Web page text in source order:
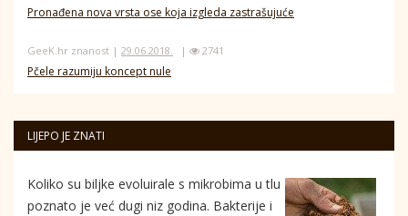
Pronađena nova vrsta ose koja izgleda zastrašujuće
GeeK.hr znanost | 29.06.2018. | 2741
Pčele razumiju koncept nule
LIJEPO JE ZNATI
Koliko su biljke evoluirale s mikrobima u tlu
poznato je već dugi niz godina. Bakterije i